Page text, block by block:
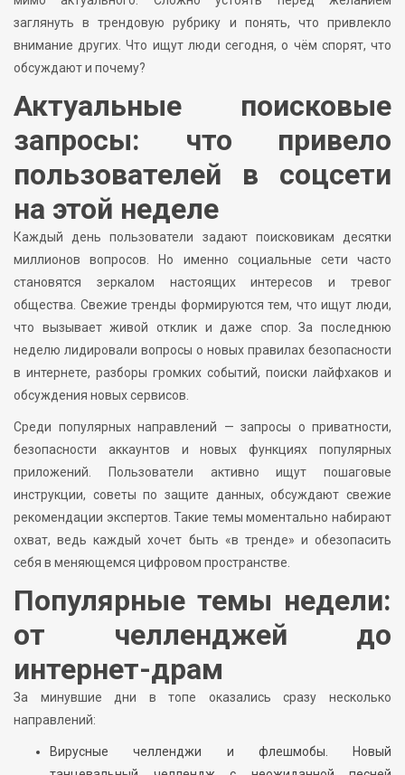
заглянуть в трендовую рубрику и понять, что привлекло
внимание других. Что ищут люди сегодня, о чём спорят, что
обсуждают и почему?
Актуальные поисковые
запросы: что привело
пользователей в соцсети
на этой неделе
Каждый день пользователи задают поисковикам десятки
миллионов вопросов. Но именно социальные сети часто
становятся зеркалом настоящих интересов и тревог
общества. Свежие тренды формируются тем, что ищут люди,
что вызывает живой отклик и даже спор. За последнюю
неделю лидировали вопросы о новых правилах безопасности
в интернете, разборы громких событий, поиски лайфхаков и
обсуждения новых сервисов.
Среди популярных направлений — запросы о приватности,
безопасности аккаунтов и новых функциях популярных
приложений. Пользователи активно ищут пошаговые
инструкции, советы по защите данных, обсуждают свежие
рекомендации экспертов. Такие темы моментально набирают
охват, ведь каждый хочет быть «в тренде» и обезопасить
себя в меняющемся цифровом пространстве.
Популярные темы недели:
от челленджей до
интернет-драм
За минувшие дни в топе оказались сразу несколько
направлений:
Вирусные челленджи и флешмобы. Новый